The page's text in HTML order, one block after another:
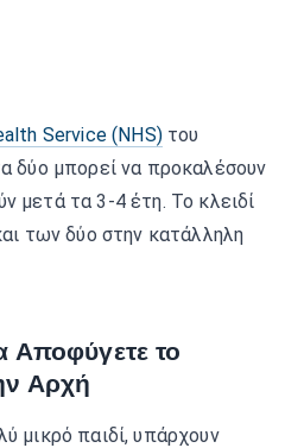
Service (NHS)του
δύο μπορεί να προκαλέσουν
μετά τα 3-4 έτη. Το κλειδί
των δύο στην κατάλληλη
Αποφύγετε το
Αρχή
μικρό παιδί, υπάρχουν